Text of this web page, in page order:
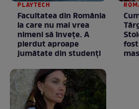
PLAYTECH
Facultatea din România
la care nu mai vrea
nimeni să înveţe. A
pierdut aproape
jumătate din studenţi